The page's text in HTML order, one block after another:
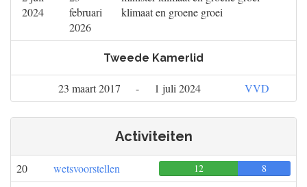
2024
februari
2026
klimaat en groene groei
Tweede Kamerlid
23 maart 2017 - 1 juli 2024 VVD
Activiteiten
20 wetsvoorstellen 12 8